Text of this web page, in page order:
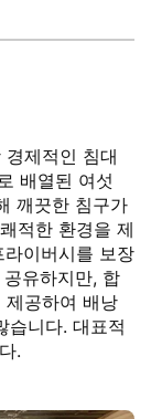
제적인 침대
배열된 여섯
깨끗한 침구가
적한 환경을 제
이버시를 보장
유하지만, 합
제공하여 배낭
습니다. 대표적
.